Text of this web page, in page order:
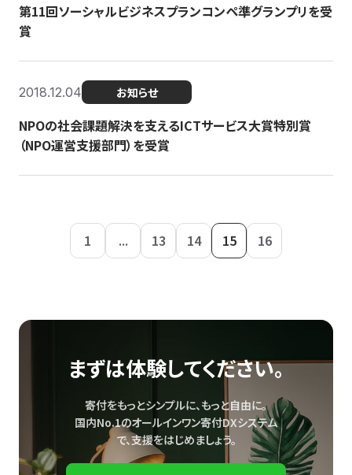
第11回ソーシャルビジネスプランコンペ準グランプリを受
賞
2018.12.04 お知らせ
NPOの社会課題解決を支えるICTサービス大賞特別賞
（NPO運営支援部門）を受賞
1 ... 13 14 15 16
まずは体験してください。
寄付をもっとシンプルに、もっと自由に。
国内No.1のオールインワン寄付DXシステム
で、支援をはじめましょう。